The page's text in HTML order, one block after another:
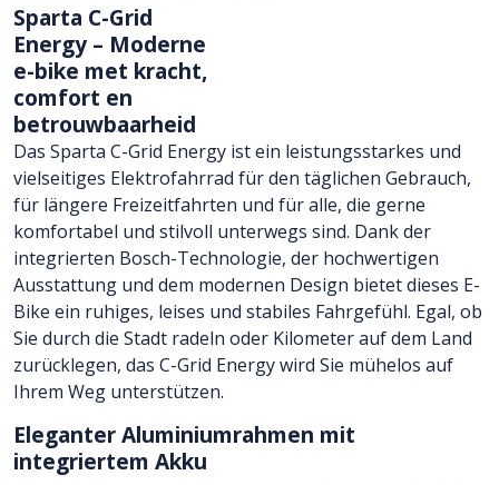
Sparta C-Grid
Energy – Moderne
e-bike met kracht,
comfort en
betrouwbaarheid
Das Sparta C-Grid Energy ist ein leistungsstarkes und
vielseitiges Elektrofahrrad für den täglichen Gebrauch,
für längere Freizeitfahrten und für alle, die gerne
komfortabel und stilvoll unterwegs sind. Dank der
integrierten Bosch-Technologie, der hochwertigen
Ausstattung und dem modernen Design bietet dieses E-
Bike ein ruhiges, leises und stabiles Fahrgefühl. Egal, ob
Sie durch die Stadt radeln oder Kilometer auf dem Land
zurücklegen, das C-Grid Energy wird Sie mühelos auf
Ihrem Weg unterstützen.
Eleganter Aluminiumrahmen mit
integriertem Akku